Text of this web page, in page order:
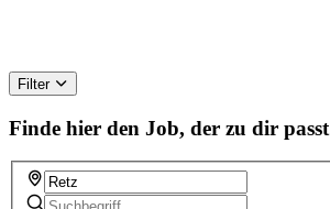
Filter
Finde hier den Job, der zu dir passt